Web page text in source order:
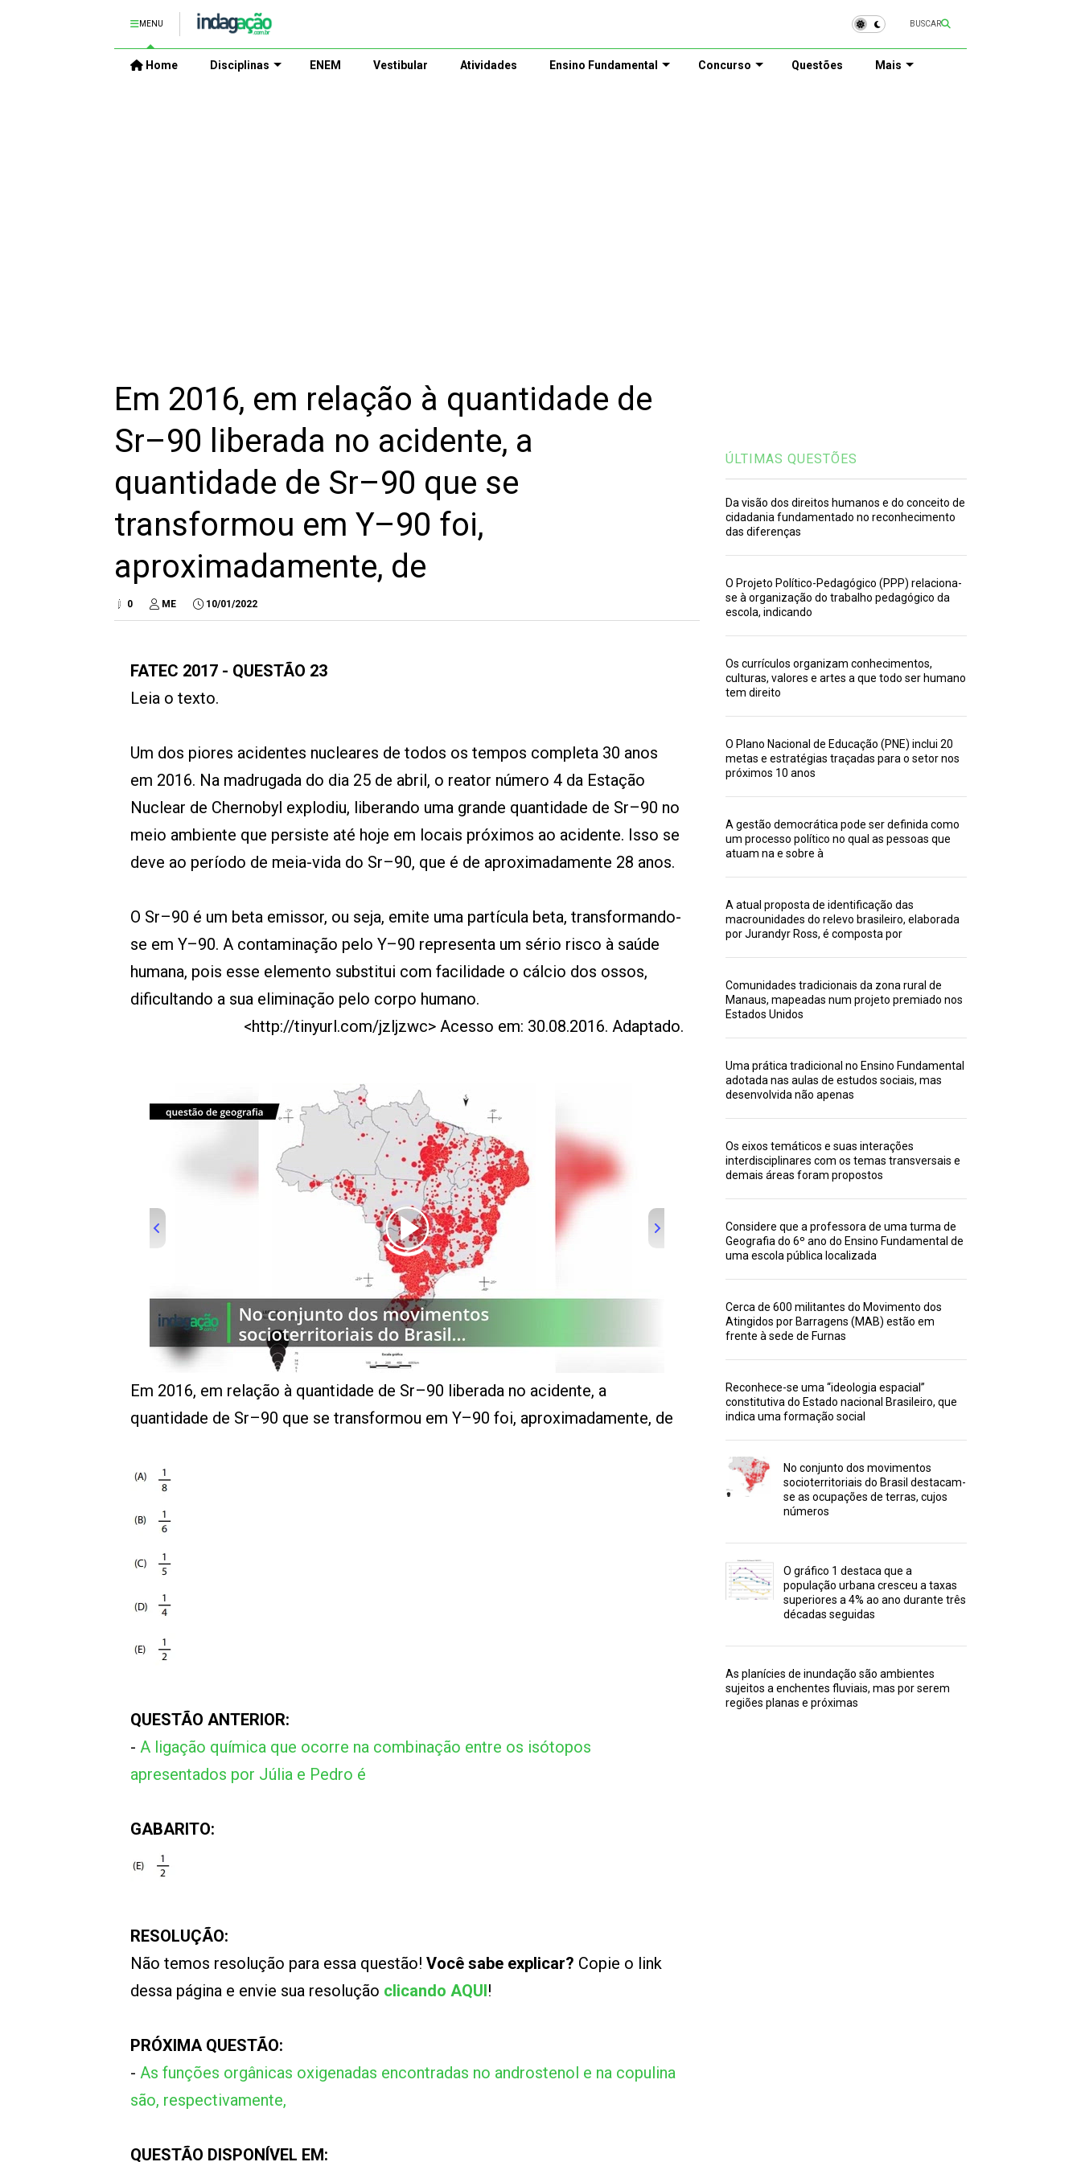
MENU BUSCAR
Home Disciplinas ENEM Vestibular Atividades Ensino Fundamental Concurso Questões Mais
Em 2016, em relação à quantidade de
Sr–90 liberada no acidente, a
quantidade de Sr–90 que se
transformou em Y–90 foi,
aproximadamente, de
0 ME 10/01/2022
FATEC 2017 - QUESTÃO 23
Leia o texto.
Um dos piores acidentes nucleares de todos os tempos completa 30 anos
em 2016. Na madrugada do dia 25 de abril, o reator número 4 da Estação
Nuclear de Chernobyl explodiu, liberando uma grande quantidade de Sr–90 no
meio ambiente que persiste até hoje em locais próximos ao acidente. Isso se
deve ao período de meia-vida do Sr–90, que é de aproximadamente 28 anos.
O Sr–90 é um beta emissor, ou seja, emite uma partícula beta, transformando-
se em Y–90. A contaminação pelo Y–90 representa um sério risco à saúde
humana, pois esse elemento substitui com facilidade o cálcio dos ossos,
dificultando a sua eliminação pelo corpo humano.
<http://tinyurl.com/jzljzwc> Acesso em: 30.08.2016. Adaptado.
indagacao
Em 2016, em relação à quantidade de Sr–90 liberada no acidente, a
quantidade de Sr–90 que se transformou em Y–90 foi, aproximadamente, de
QUESTÃO ANTERIOR:
- A ligação química que ocorre na combinação entre os isótopos
apresentados por Júlia e Pedro é
GABARITO:
RESOLUÇÃO:
Não temos resolução para essa questão! Você sabe explicar? Copie o link
dessa página e envie sua resolução clicando AQUI!
PRÓXIMA QUESTÃO:
- As funções orgânicas oxigenadas encontradas no androstenol e na copulina
são, respectivamente,
QUESTÃO DISPONÍVEL EM:
ÚLTIMAS QUESTÕES
Da visão dos direitos humanos e do conceito de
cidadania fundamentado no reconhecimento
das diferenças
O Projeto Político-Pedagógico (PPP) relaciona-
se à organização do trabalho pedagógico da
escola, indicando
Os currículos organizam conhecimentos,
culturas, valores e artes a que todo ser humano
tem direito
O Plano Nacional de Educação (PNE) inclui 20
metas e estratégias traçadas para o setor nos
próximos 10 anos
A gestão democrática pode ser definida como
um processo político no qual as pessoas que
atuam na e sobre à
A atual proposta de identificação das
macrounidades do relevo brasileiro, elaborada
por Jurandyr Ross, é composta por
Comunidades tradicionais da zona rural de
Manaus, mapeadas num projeto premiado nos
Estados Unidos
Uma prática tradicional no Ensino Fundamental
adotada nas aulas de estudos sociais, mas
desenvolvida não apenas
Os eixos temáticos e suas interações
interdisciplinares com os temas transversais e
demais áreas foram propostos
Considere que a professora de uma turma de
Geografia do 6º ano do Ensino Fundamental de
uma escola pública localizada
Cerca de 600 militantes do Movimento dos
Atingidos por Barragens (MAB) estão em
frente à sede de Furnas
Reconhece-se uma “ideologia espacial”
constitutiva do Estado nacional Brasileiro, que
indica uma formação social
No conjunto dos movimentos
socioterritoriais do Brasil destacam-
se as ocupações de terras, cujos
números
O gráfico 1 destaca que a
população urbana cresceu a taxas
superiores a 4% ao ano durante três
décadas seguidas
As planícies de inundação são ambientes
sujeitos a enchentes fluviais, mas por serem
regiões planas e próximas